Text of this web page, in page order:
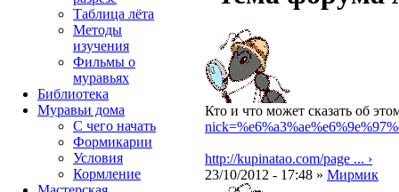
Кто и что может сказать об
http://kupinatao.com/page ... ›
23/10/2012 - 17:48 » Мирмик
Таблица лёта
Методы
изучения
Фильмы о
муравьях
Библиотека
Муравьи дома
С чего начать
Формикарии
Условия
Кормление